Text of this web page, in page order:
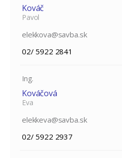
Kováč
Pavol
elekkova@savba.sk
02/ 5922 2841
Ing.
Kováčová
Eva
elekkeva@savba.sk
02/ 5922 2937